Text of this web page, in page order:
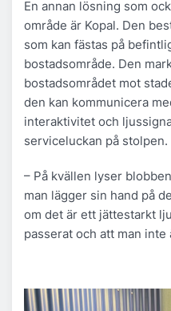
En annan lösning som
område är Kopal. Den
som kan fästas på
bostadsområde. Den
bostadsområdet mot
den kan kommunicera
interaktivitet och
serviceluckan på stolpen.
– På kvällen lyser
man lägger sin hand på
om det är ett jättestarkt
passerat och att man inte